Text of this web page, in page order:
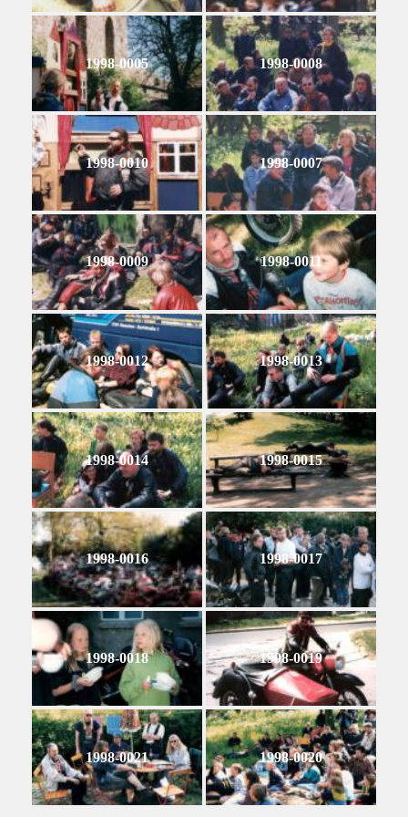
1998-0005 1998-0008
1998-0010 1998-0007
1998-0009 1998-0011
1998-0012 1998-0013
1998-0014 1998-0015
1998-0016 1998-0017
1998-0018 1998-0019
1998-0021 1998-0020